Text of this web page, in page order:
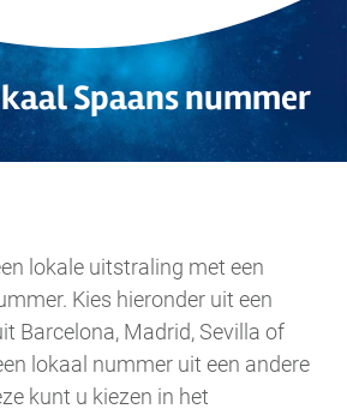
Spaans nummer
lokale uitstraling met een
Kies hieronder uit een
Barcelona, Madrid, Sevilla of
lokaal nummer uit een andere
kunt u kiezen in het